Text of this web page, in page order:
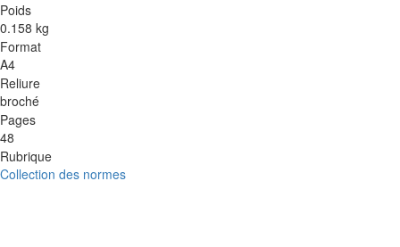
Poids
0.158 kg
Format
A4
Reliure
broché
Pages
48
Rubrique
Collection des normes